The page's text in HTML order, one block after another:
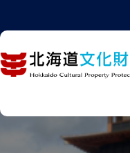
ス
キ
プ